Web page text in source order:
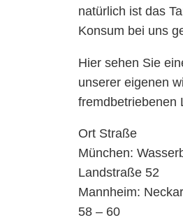
natürlich ist das
Konsum bei uns
Hier sehen Sie
unserer eigenen
fremdbetriebenen
Ort Straße
München:
Landstraße 52
Mannheim:
58 – 60